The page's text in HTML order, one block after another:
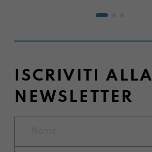
ISCRIVITI ALLA
NEWSLETTER